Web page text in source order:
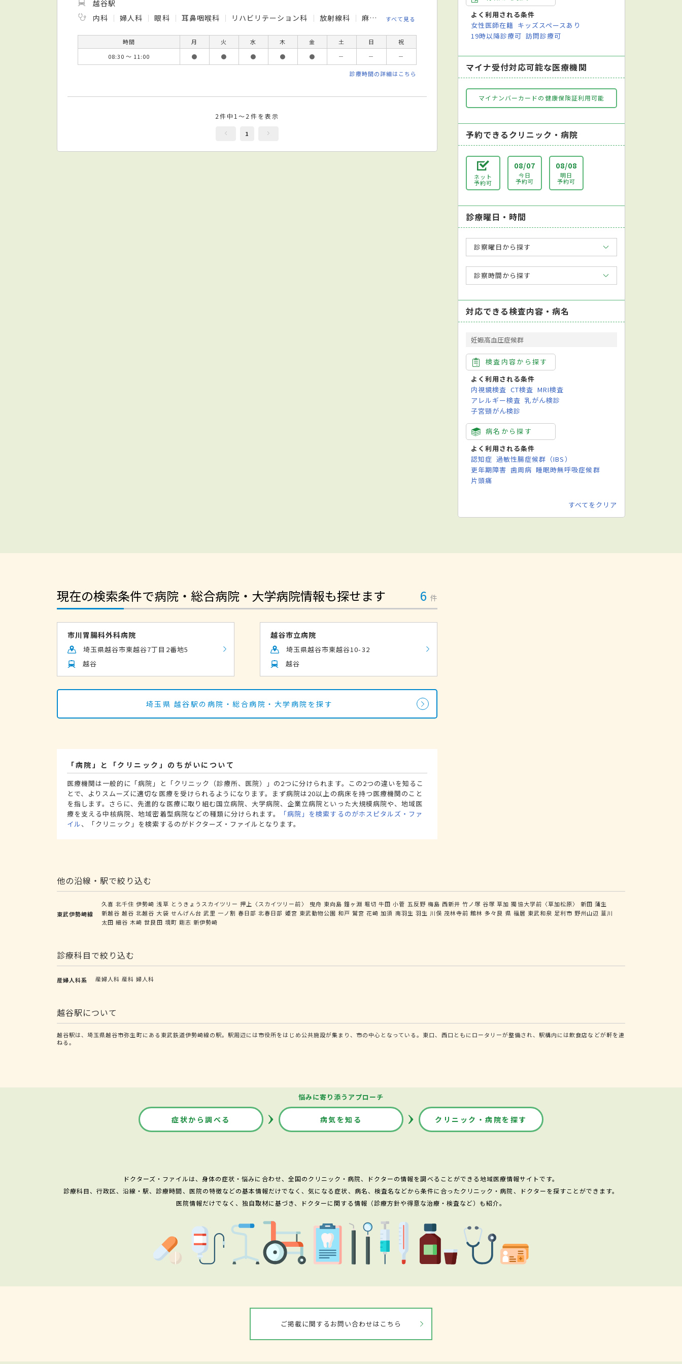
越谷駅
内科
婦人科 眼科 耳鼻咽喉科 リハビリテーション科 放射線科 麻酔科 脳神経外科 外科 整形外科
すべて見る
時間 月 火 水 木 金 土 日
祝
08:30 ～ 11:00
● ● ● ● ● － － －
診療時間の詳細はこちら
2件中1～2件を表示
1
よく利用される条件
女性医師在籍 キッズスペースあり
19時以降診療可 訪問診療可
マイナ受付対応可能な医療機関
マイナンバーカードの健康保険証利用可能
予約できるクリニック・病院
ネット
予約可
08/07
今日
予約可
08/08
明日
予約可
診療曜日・時間
診察曜日から探す
診察時間から探す
対応できる検査内容・病名
妊娠高血圧症候群
検査内容から探す
よく利用される条件
内視鏡検査 CT検査 MRI検査
アレルギー検査 乳がん検診
子宮頸がん検診
病名から探す
よく利用される条件
認知症 過敏性腸症候群（IBS）
更年期障害 歯周病 睡眠時無呼吸症候群
片頭痛
すべてをクリア
現在の検索条件で病院・総合病院・大学病院情報も探せます 6 件
市川胃腸科外科病院
埼玉県越谷市東越谷7丁目2番地5
越谷
越谷市立病院
埼玉県越谷市東越谷10-32
越谷
埼玉県 越谷駅の病院・総合病院・大学病院を探す
「病院」と「クリニック」のちがいについて
医療機関は一般的に「病院」と「クリニック（診療所、医院）」の2つに分けられます。この2つの違いを知るこ
とで、よりスムーズに適切な医療を受けられるようになります。まず病院は20以上の病床を持つ医療機関のこと
を指します。さらに、先進的な医療に取り組む国立病院、大学病院、企業立病院といった大規模病院や、地域医
療を支える中核病院、地域密着型病院などの種類に分けられます。
「病院」を検索するのがホスピタルズ・ファ
イル、「クリニック」を検索するのがドクターズ・ファイルとなります。
他の沿線・駅で絞り込む
東武伊勢崎線
久喜 北千住 伊勢崎 浅草 とうきょうスカイツリー 押上〈スカイツリー前〉 曳舟 東向島 鐘ヶ淵 堀切 牛田 小菅 五反野 梅島 西新井 竹ノ塚 谷塚 草加 獨協大学前〈草加松原〉 新田 蒲生
新越谷 越谷 北越谷 大袋 せんげん台 武里 一ノ割 春日部 北春日部 姫宮 東武動物公園 和戸 鷲宮 花崎 加須 南羽生 羽生 川俣 茂林寺前 館林 多々良 県 福居 東武和泉 足利市 野州山辺 韮川
太田 細谷 木崎 世良田 境町 剛志 新伊勢崎
診療科目で絞り込む
産婦人科系 産婦人科 産科 婦人科
越谷駅について
越谷駅は、埼玉県越谷市弥生町にある東武鉄道伊勢崎線の駅。駅周辺には市役所をはじめ公共施設が集まり、市の中心となっている。東口、西口ともにロータリーが整備され、駅構内には飲食店などが軒を連
ねる。
悩みに寄り添うアプローチ
症状から調べる 病気を知る クリニック・病院を探す
ドクターズ・ファイルは、身体の症状・悩みに合わせ、全国のクリニック・病院、ドクターの情報を調べることができる地域医療情報サイトです。
診療科目、行政区、沿線・駅、診療時間、医院の特徴などの基本情報だけでなく、気になる症状、病名、検査名などから条件に合ったクリニック・病院、ドクターを探すことができます。
医院情報だけでなく、独自取材に基づき、ドクターに関する情報（診療方針や得意な治療・検査など）も紹介。
ご掲載に関するお問い合わせはこちら